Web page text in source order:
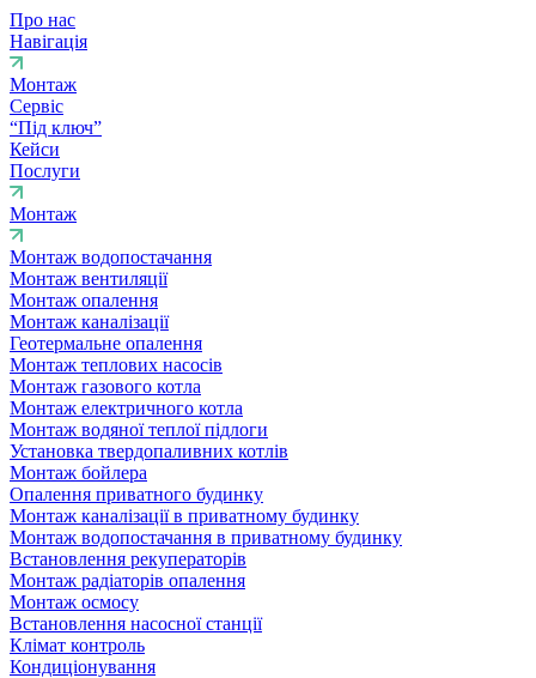
Про нас
Навігація
Монтаж
Сервіс
“Під ключ”
Кейси
Послуги
Монтаж
Монтаж водопостачання
Монтаж вентиляції
Монтаж опалення
Монтаж каналізації
Геотермальне опалення
Монтаж теплових насосів
Монтаж газового котла
Монтаж електричного котла
Монтаж водяної теплої підлоги
Установка твердопаливних котлів
Монтаж бойлера
Опалення приватного будинку
Монтаж каналізації в приватному будинку
Монтаж водопостачання в приватному будинку
Встановлення рекуператорів
Монтаж радіаторів опалення
Монтаж осмосу
Встановлення насосної станції
Клімат контроль
Кондиціонування